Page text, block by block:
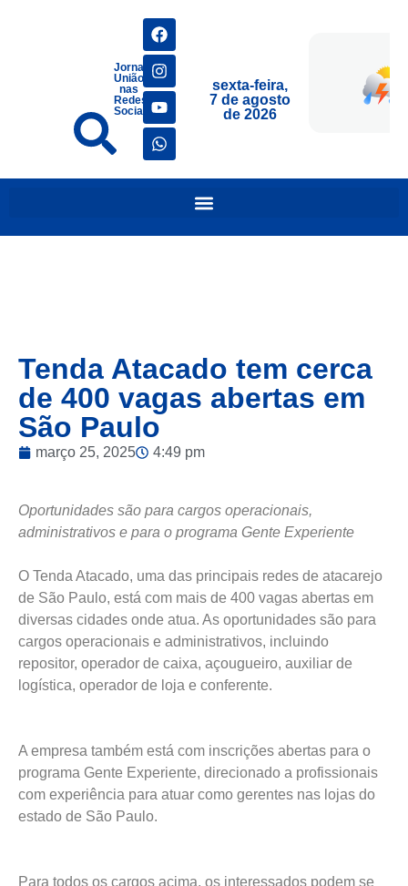
Jornais
União
nas
Redes
Sociais
sexta-feira,
7 de agosto
de 2026
Tenda Atacado tem cerca
de 400 vagas abertas em
São Paulo
março 25, 2025 4:49 pm
Oportunidades são para cargos operacionais,
administrativos e para o programa Gente Experiente
O Tenda Atacado, uma das principais redes de atacarejo
de São Paulo, está com mais de 400 vagas abertas em
diversas cidades onde atua. As oportunidades são para
cargos operacionais e administrativos, incluindo
repositor, operador de caixa, açougueiro, auxiliar de
logística, operador de loja e conferente.
A empresa também está com inscrições abertas para o
programa Gente Experiente, direcionado a profissionais
com experiência para atuar como gerentes nas lojas do
estado de São Paulo.
Para todos os cargos acima, os interessados podem se